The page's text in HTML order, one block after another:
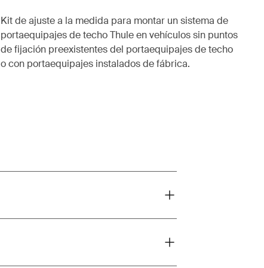
Kit de ajuste a la medida para montar un sistema de
portaequipajes de techo Thule en vehículos sin puntos
de fijación preexistentes del portaequipajes de techo
o con portaequipajes instalados de fábrica.